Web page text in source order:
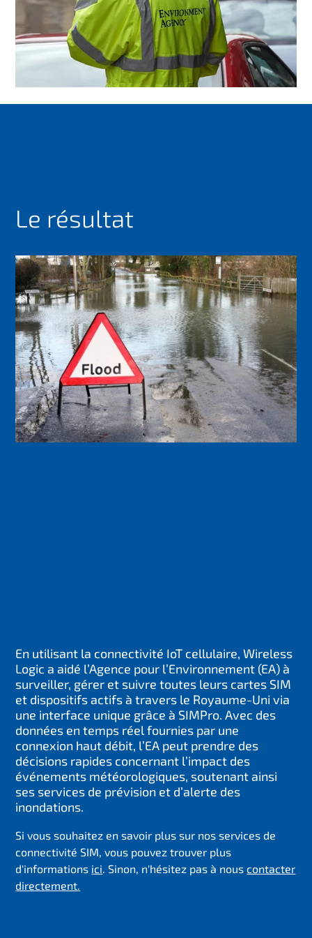
Le résultat
En utilisant la connectivité IoT cellulaire, Wireless
Logic a aidé l’Agence pour l’Environnement (EA) à
surveiller, gérer et suivre toutes leurs cartes SIM
et dispositifs actifs à travers le Royaume-Uni via
une interface unique grâce à SIMPro. Avec des
données en temps réel fournies par une
connexion haut débit, l’EA peut prendre des
décisions rapides concernant l’impact des
événements météorologiques, soutenant ainsi
ses services de prévision et d’alerte des
inondations.
Si vous souhaitez en savoir plus sur nos services de
connectivité SIM, vous pouvez trouver plus
d'informations ici. Sinon, n'hésitez pas à nouscontacter
directement.